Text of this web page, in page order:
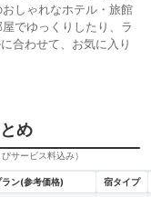
しゃれなホテル・旅館
でゆっくりしたり、ラ
合わせて、お気に入り
め
サービス料込み）
ン(参考価格) 宿タイプ